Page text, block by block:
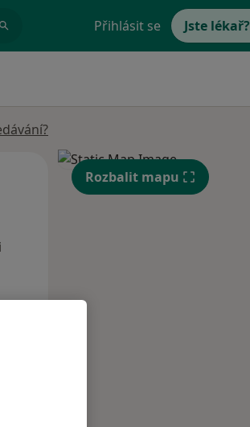
Přihlásit se Jste lékař?
Út St
12 Srpen
Rozbalit mapu